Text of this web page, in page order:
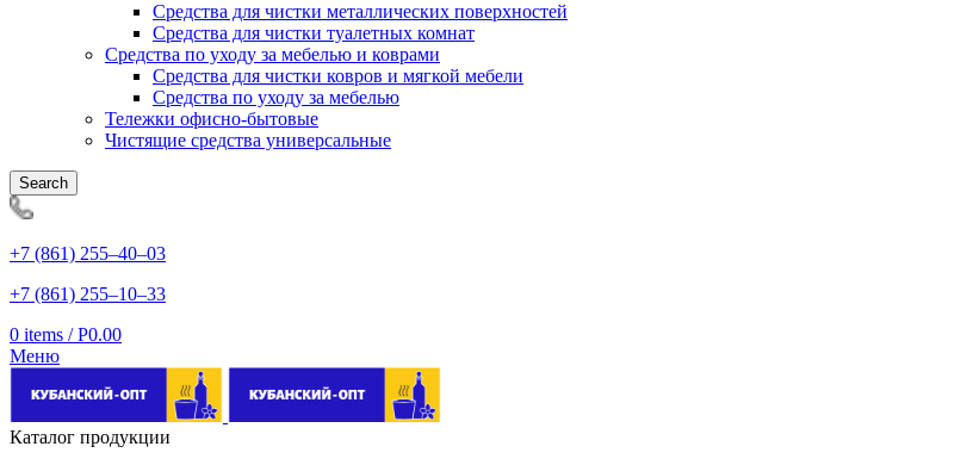
Средства для чистки металлических поверхностей
Средства для чистки туалетных комнат
Средства по уходу за мебелью и коврами
Средства для чистки ковров и мягкой мебели
Средства по уходу за мебелью
Тележки офисно-бытовые
Чистящие средства универсальные
Search
+7 (861) 255‒40‒03
+7 (861) 255‒10‒33
0 items / Р0.00
Меню
Каталог продукции